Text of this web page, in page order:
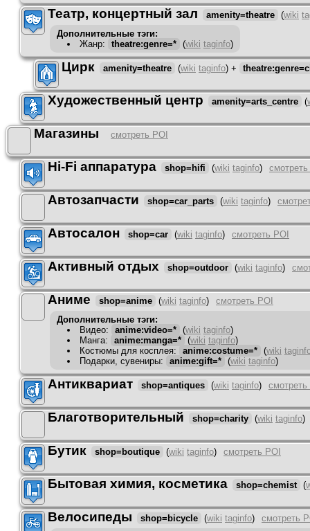
Театр, концертный зал amenity=theatre (wiki
Дополнительные тэги:
Жанр: theatre:genre=* (wiki taginfo)
Цирк amenity=theatre (wiki taginfo) +
Художественный центр amenity=arts_centre (
Магазины смотреть POI
Hi-Fi аппаратура shop=hifi (wiki taginfo)
Автозапчасти shop=car_parts (wiki taginfo)
Автосалон shop=car (wiki taginfo) смотреть POI
Активный отдых shop=outdoor (wiki taginfo)
Аниме shop=anime (wiki taginfo)
смотреть POI
Дополнительные тэги:
Видео: anime:video=* (wiki taginfo)
Манга: anime:manga=* (wiki taginfo)
Костюмы для косплея: anime:costume=* (wiki
Подарки, сувениры: anime:gift=* (wiki taginfo)
Антиквариат shop=antiques (wiki taginfo) смотреть
Благотворительный shop=charity (wiki taginfo)
Бутик shop=boutique (wiki taginfo) смотреть POI
Бытовая химия, косметика shop=chemist (
Велосипеды shop=bicycle (wiki taginfo)
смотреть